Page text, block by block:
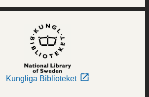
Kungliga Biblioteket